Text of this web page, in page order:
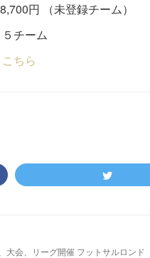
未登録チーム）
ム
ちら
大会、リーグ開催 フットサルロンド